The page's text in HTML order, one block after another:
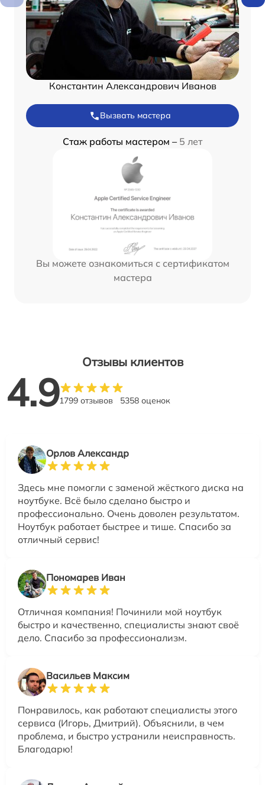
Константин Александрович Иванов
Вызвать мастера
Стаж работы мастером – 5 лет
Вы можете ознакомиться с сертификатом
мастера
Отзывы клиентов
4.91799 отзывов 5358 оценок
Орлов Александр
Здесь мне помогли с заменой жёсткого диска на
ноутбуке. Всё было сделано быстро и
профессионально. Очень доволен результатом.
Ноутбук работает быстрее и тише. Спасибо за
отличный сервис!
Пономарев Иван
Отличная компания! Починили мой ноутбук
быстро и качественно, специалисты знают своё
дело. Спасибо за профессионализм.
Васильев Максим
Понравилось, как работают специалисты этого
сервиса (Игорь, Дмитрий). Объяснили, в чем
проблема, и быстро устранили неисправность.
Благодарю!